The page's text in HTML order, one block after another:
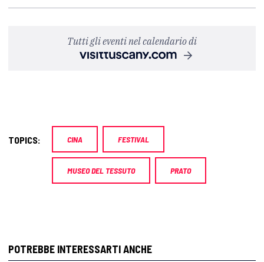
Tutti gli eventi nel calendario di
TOPICS: CINA FESTIVAL
MUSEO DEL TESSUTO PRATO
POTREBBE INTERESSARTI ANCHE